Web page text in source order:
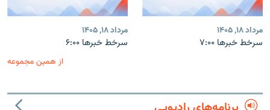
مرداد ۱۸, ۱۴۰۵
سرخط خبرها ۷:۰۰
مرداد ۱۸, ۱۴۰۵
سرخط خبرها ۶:۰۰
از همین مجموعه